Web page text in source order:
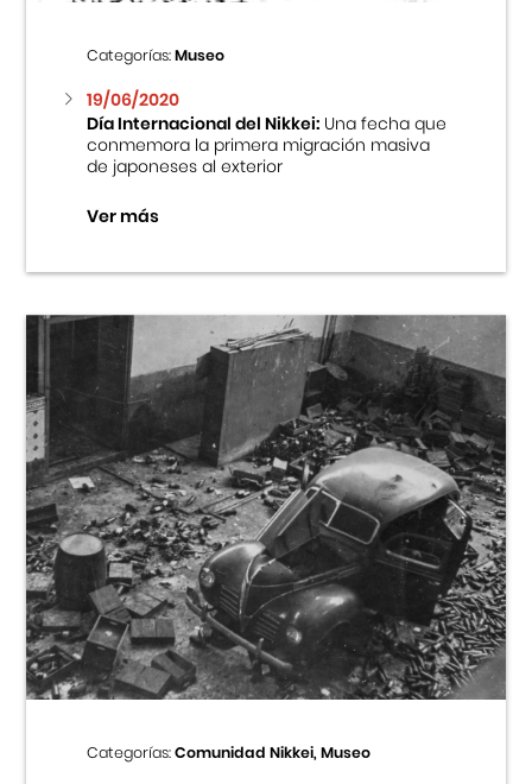
Categorías:Museo
19/06/2020
Día Internacional del Nikkei:Una fecha que
conmemora la primera migración masiva
de japoneses al exterior
Ver más
Categorías:Comunidad Nikkei, Museo